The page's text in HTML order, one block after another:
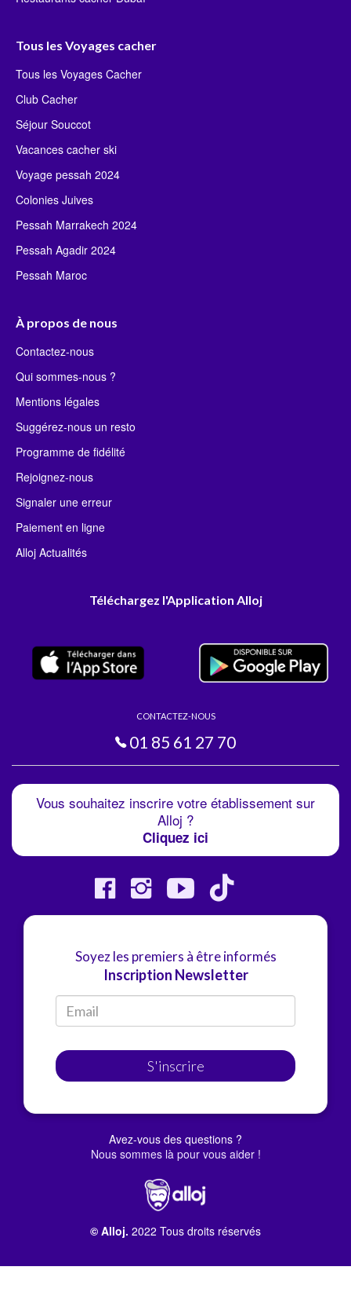
Tous les Voyages cacher
Tous les Voyages Cacher
Club Cacher
Séjour Souccot
Vacances cacher ski
Voyage pessah 2024
Colonies Juives
Pessah Marrakech 2024
Pessah Agadir 2024
Pessah Maroc
À propos de nous
Contactez-nous
Qui sommes-nous ?
Mentions légales
Suggérez-nous un resto
Programme de fidélité
Rejoignez-nous
Signaler une erreur
Paiement en ligne
Alloj Actualités
Téléchargez l'Application Alloj
CONTACTEZ-NOUS
01 85 61 27 70
Vous souhaitez inscrire votre établissement sur
Alloj ?
Cliquez ici
Soyez les premiers à être informés
Inscription Newsletter
S'inscrire
Avez-vous des questions ?
Nous sommes là pour vous aider !
© Alloj. 2022 Tous droits réservés